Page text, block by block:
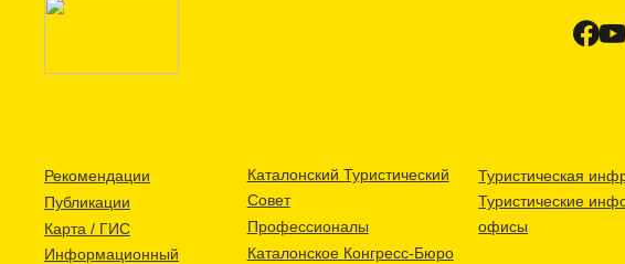
Рекомендации
Публикации
Карта / ГИС
Информационный
Каталонский Туристический
Совет
Профессионалы
Каталонское Конгресс-Бюро
Туристическая
Туристические
офисы